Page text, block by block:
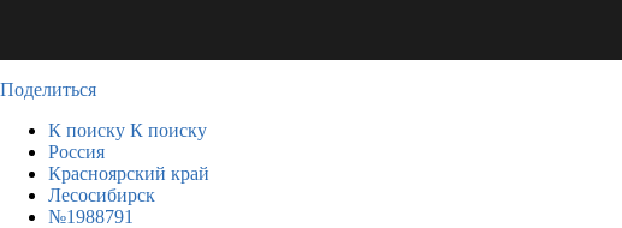
Поделиться
К поиску К поиску
Россия
Красноярский край
Лесосибирск
№1988791